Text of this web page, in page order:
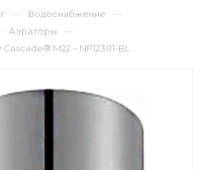
— Водоснабжение —
Аэраторы —
M22 – NP12301-BL